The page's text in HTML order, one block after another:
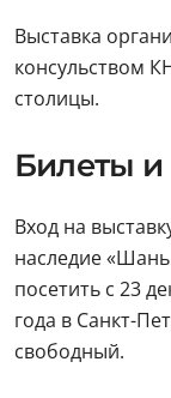
Выставка
консульством
столицы.
Билеты
Вход на
наследие
посетить с 23
года в Санкт-
свободный.